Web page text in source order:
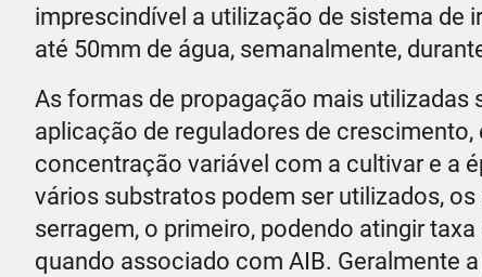
imprescindível a utilização de sistema de
até 50mm de água, semanalmente,
As formas de propagação mais utilizadas
aplicação de reguladores de
concentração variável com a cultivar e a
vários substratos podem ser utilizados,
serragem, o primeiro, podendo atingir
quando associado com AIB. Geralmente